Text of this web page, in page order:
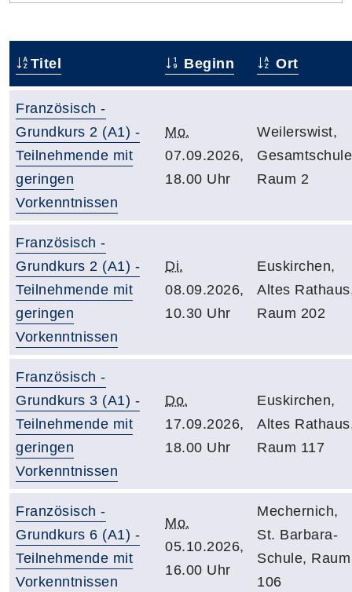
Titel Beginn Ort
Französisch -
Grundkurs 2 (A1) -
Teilnehmende mit
geringen
Vorkenntnissen
Mo.
07.09.2026,
18.00 Uhr
Weilerswist,
Raum 2
Französisch -
Grundkurs 2 (A1) -
Teilnehmende mit
geringen
Vorkenntnissen
Di.
08.09.2026,
10.30 Uhr
Euskirchen,
Altes
Raum 202
Französisch -
Grundkurs 3 (A1) -
Teilnehmende mit
geringen
Vorkenntnissen
Do.
17.09.2026,
18.00 Uhr
Euskirchen,
Altes
Raum 117
Französisch -
Grundkurs 6 (A1) -
Teilnehmende mit
Vorkenntnissen
Mo.
05.10.2026,
16.00 Uhr
Mechernich,
St. Barbara-
Schule, Raum
106